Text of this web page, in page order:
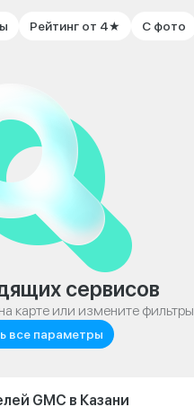
Рейтинг от 4★ С фото
сервисов
карте или измените фильтры
все параметры
GMC в Казани